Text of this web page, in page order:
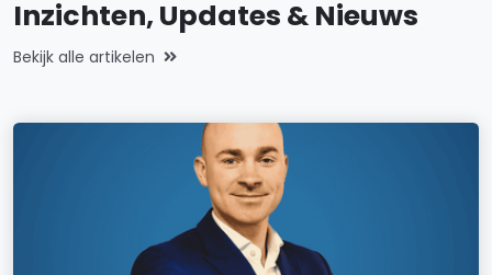
Inzichten, Updates & Nieuws
Bekijk alle artikelen